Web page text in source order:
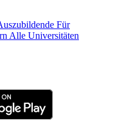
Für
Alle Universitäten